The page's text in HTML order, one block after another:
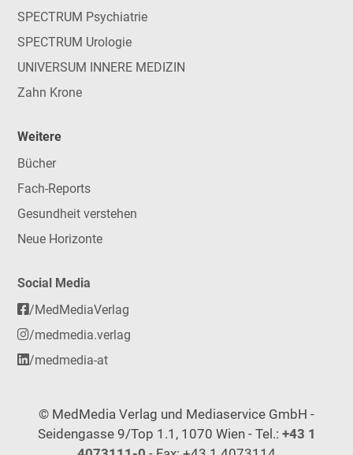
SPECTRUM Psychiatrie
SPECTRUM Urologie
UNIVERSUM INNERE MEDIZIN
Zahn Krone
Weitere
Bücher
Fach-Reports
Gesundheit verstehen
Neue Horizonte
Social Media
/MedMediaVerlag
/medmedia.verlag
/medmedia-at
© MedMedia Verlag und Mediaservice GmbH -
Seidengasse 9/Top 1.1, 1070 Wien - Tel.: +43 1